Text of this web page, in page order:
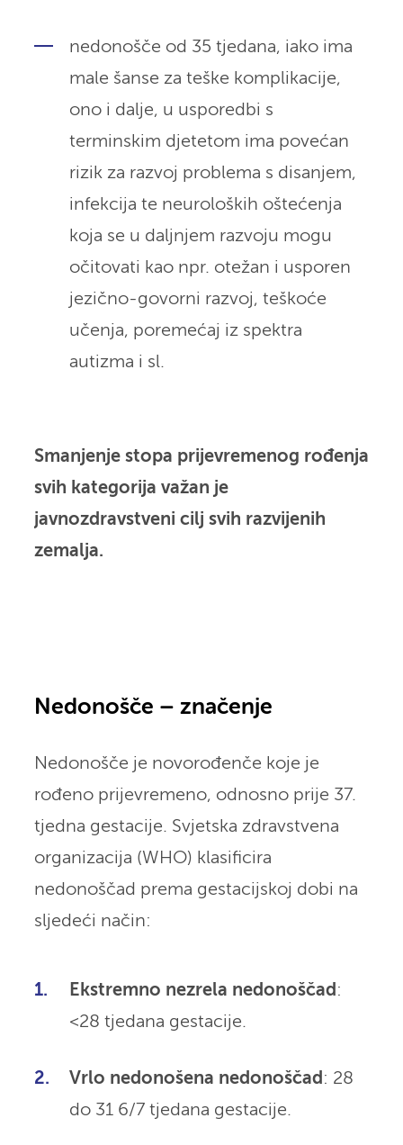
nedonošče od 35 tjedana, iako ima
male šanse za teške komplikacije,
ono i dalje, u usporedbi s
terminskim djetetom ima povećan
rizik za razvoj problema s disanjem,
infekcija te neuroloških oštećenja
koja se u daljnjem razvoju mogu
očitovati kao npr. otežan i usporen
jezično-govorni razvoj, teškoće
učenja, poremećaj iz spektra
autizma i sl.
Smanjenje stopa prijevremenog rođenja
svih kategorija važan je
javnozdravstveni cilj svih razvijenih
zemalja.
Nedonošče – značenje
Nedonošče je novorođenče koje je
rođeno prijevremeno, odnosno prije 37.
tjedna gestacije. Svjetska zdravstvena
organizacija (WHO) klasificira
nedonoščad prema gestacijskoj dobi na
sljedeći način:
Ekstremno nezrela nedonoščad :
<28 tjedana gestacije.
Vrlo nedonošena nedonoščad : 28
do 31 6/7 tjedana gestacije.